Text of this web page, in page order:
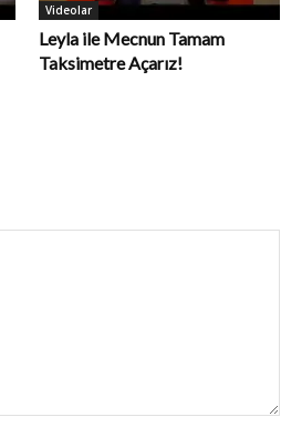
Videolar
Leyla ile Mecnun Tamam
Taksimetre Açarız!